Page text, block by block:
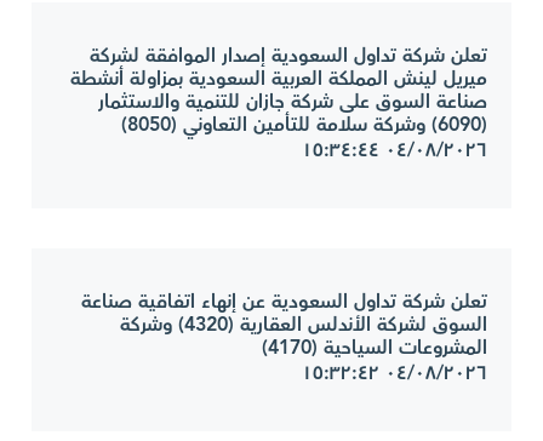
تعلن شركة تداول السعودية إصدار الموافقة لشركة
ميريل لينش المملكة العربية السعودية بمزاولة أنشطة
صناعة السوق على شركة جازان للتنمية والاستثمار
(6090) وشركة سلامة للتأمين التعاوني (8050)
٠٤/٠٨/٢٠٢٦ ١٥:٣٤:٤٤
تعلن شركة تداول السعودية عن إنهاء اتفاقية صناعة
السوق لشركة الأندلس العقارية (4320) وشركة
المشروعات السياحية (4170)
٠٤/٠٨/٢٠٢٦ ١٥:٣٢:٤٢